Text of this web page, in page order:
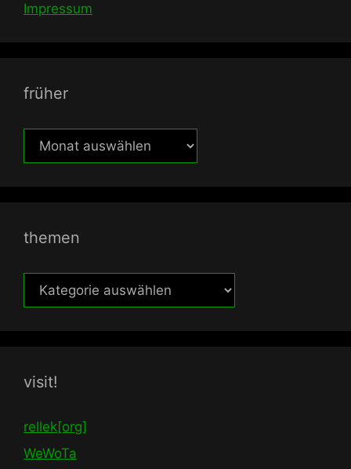
Impressum
früher
früher
themen
themen
visit!
rellek[org]
WeWoTa